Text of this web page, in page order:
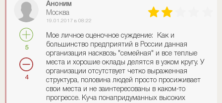
5
4
Аноним
Москва
19.01.2017 в 08:22
Мое личное оценочное суждение: Как и
большинство предприятий в России данная
организация насквозь "семейная" и все теплые
места и хорошие оклады делятся в узком кругу. У
организации отсутствует четко выраженная
структура, половина людей просто просиживает
свои места и не заинтересованы в каком-то
прогрессе. Куча понапридуманных высоких